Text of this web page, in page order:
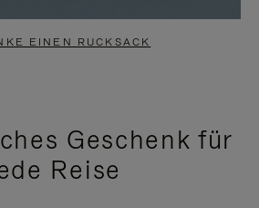
EINEN RUCKSACK
Geschenk für
Reise